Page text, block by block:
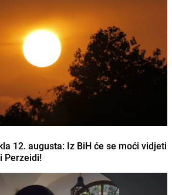
12. augusta: Iz BiH će se moći vidjeti
Perzeidi!